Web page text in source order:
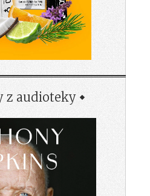
z audioteky